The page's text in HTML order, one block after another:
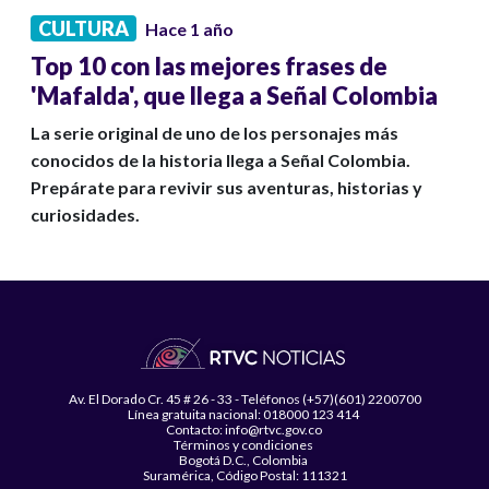
CULTURA Hace 1 año
Top 10 con las mejores frases de
'Mafalda', que llega a Señal Colombia
La serie original de uno de los personajes más
conocidos de la historia llega a Señal Colombia.
Prepárate para revivir sus aventuras, historias y
curiosidades.
Av. El Dorado Cr. 45 # 26 - 33 - Teléfonos (+57)(601) 2200700
Línea gratuita nacional: 018000 123 414
Contacto: info@rtvc.gov.co
Términos y condiciones
Bogotá D.C., Colombia
Suramérica, Código Postal: 111321